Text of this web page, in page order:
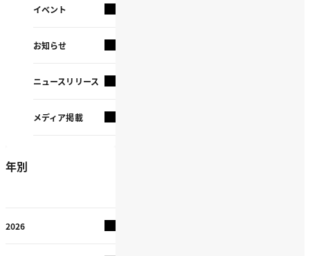
イベント
お知らせ
ニュースリリース
メディア掲載
年別
2026